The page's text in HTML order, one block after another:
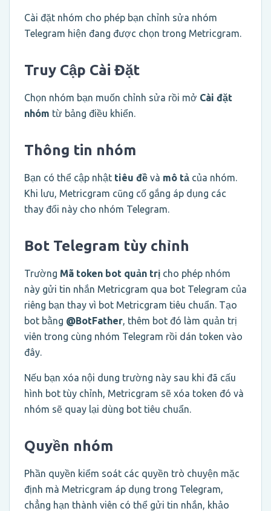
Cài đặt nhóm cho phép bạn chỉnh sửa nhóm
Telegram hiện đang được chọn trong Metricgram.
Truy Cập Cài Đặt
Chọn nhóm bạn muốn chỉnh sửa rồi mở Cài đặt
nhóm từ bảng điều khiển.
Thông tin nhóm
Bạn có thể cập nhật tiêu đề và mô tả của nhóm.
Khi lưu, Metricgram cũng cố gắng áp dụng các
thay đổi này cho nhóm Telegram.
Bot Telegram tùy chỉnh
Trường Mã token bot quản trị cho phép nhóm
này gửi tin nhắn Metricgram qua bot Telegram của
riêng bạn thay vì bot Metricgram tiêu chuẩn. Tạo
bot bằng @BotFather, thêm bot đó làm quản trị
viên trong cùng nhóm Telegram rồi dán token vào
đây.
Nếu bạn xóa nội dung trường này sau khi đã cấu
hình bot tùy chỉnh, Metricgram sẽ xóa token đó và
nhóm sẽ quay lại dùng bot tiêu chuẩn.
Quyền nhóm
Phần quyền kiểm soát các quyền trò chuyện mặc
định mà Metricgram áp dụng trong Telegram,
chẳng hạn thành viên có thể gửi tin nhắn, khảo